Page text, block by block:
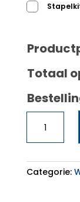
Totaal
WEA
135
WPS
aantal
Categorie: